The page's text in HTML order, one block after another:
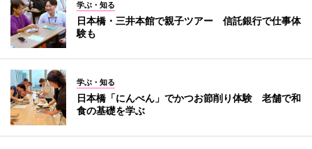
学ぶ・知る
日本橋・三井本館で親子ツアー 信託銀行で仕事体
験も
学ぶ・知る
日本橋「にんべん」でかつお節削り体験 老舗で和
食の基礎を学ぶ